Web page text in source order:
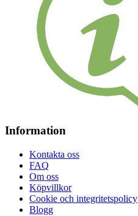
Information
Kontakta oss
FAQ
Om oss
Köpvillkor
Cookie och integritetspolicy
Blogg